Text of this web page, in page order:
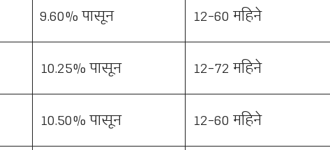
9.60% पासून 12-60 महिने
10.25% पासून 12-72 महिने
10.50% पासून 12-60 महिने